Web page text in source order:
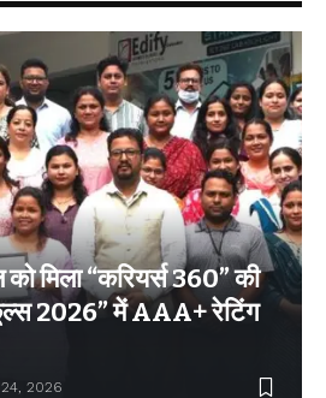
मिला “करियर्स 360” की
2026” में AAA+ रेटिंग
2026